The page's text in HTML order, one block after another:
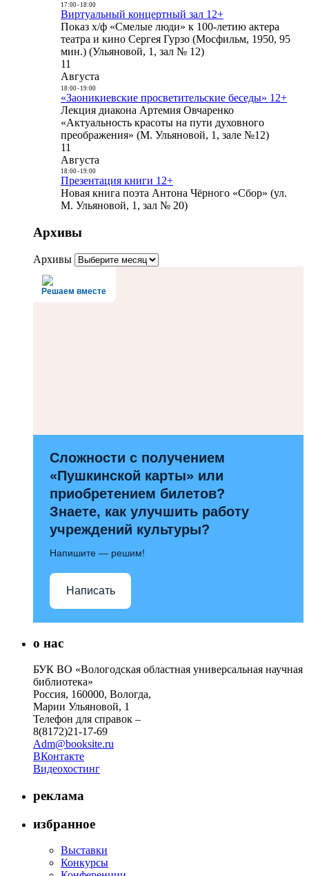
17:00- 18:00
Виртуальный концертный зал 12+
Показ х/ф «Смелые люди» к 100-летию актера
театра и кино Сергея Гурзо (Мосфильм, 1950, 95
мин.) (Ульяновой, 1, зал № 12)
11
Августа
18:00- 19:00
«Заоникиевские просветительские беседы» 12+
Лекция диакона Артемия Овчаренко
«Актуальность красоты на пути духовного
преображения» (М. Ульяновой, 1, зале №12)
11
Августа
18:00- 19:00
Презентация книги 12+
Новая книга поэта Антона Чёрного «Сбор» (ул.
М. Ульяновой, 1, зал № 20)
Архивы
Архивы
Решаем вместе
Сложности с получением
«Пушкинской карты» или
приобретением билетов?
Знаете, как улучшить работу
учреждений культуры?
Напишите — решим!
Написать
о нас
БУК ВО «Вологодская областная универсальная научная
библиотека»
Россия, 160000, Вологда,
Марии Ульяновой, 1
Телефон для справок –
8(8172)21-17-69
Adm@booksite.ru
ВКонтакте
Видеохостинг
реклама
избранное
Выставки
Конкурсы